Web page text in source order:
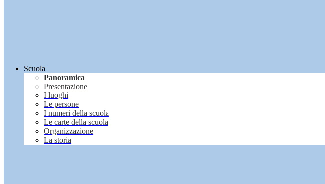
Scuola
Panoramica
Presentazione
I luoghi
Le persone
I numeri della scuola
Le carte della scuola
Organizzazione
La storia